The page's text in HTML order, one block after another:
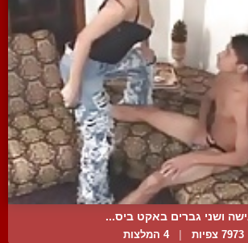
ושני גברים באקט ביס...
7973 צפיות 4 המלצות